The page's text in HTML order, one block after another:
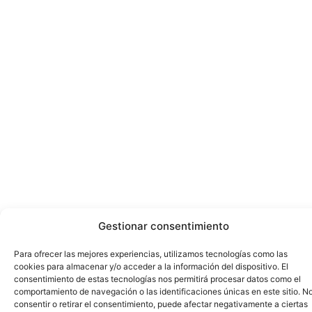
Gestionar consentimiento
Para ofrecer las mejores experiencias, utilizamos tecnologías como las
cookies para almacenar y/o acceder a la información del dispositivo. El
consentimiento de estas tecnologías nos permitirá procesar datos como el
comportamiento de navegación o las identificaciones únicas en este sitio.
consentir o retirar el consentimiento, puede afectar negativamente a ciertas